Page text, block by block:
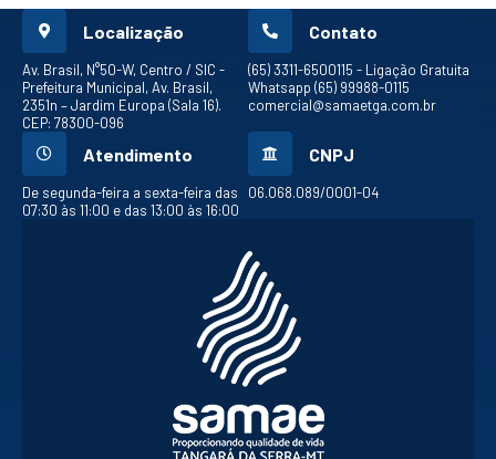
Localização
Av. Brasil, N°50-W, Centro / SIC -
Prefeitura Municipal, Av. Brasil,
2351n – Jardim Europa (Sala 16).
CEP: 78300-096
Contato
(65) 3311-6500115 - Ligação Gratuita
Whatsapp (65) 99988-0115
comercial@samaetga.com.br
Atendimento
De segunda-feira a sexta-feira das
07:30 às 11:00 e das 13:00 às 16:00
CNPJ
06.068.089/0001-04